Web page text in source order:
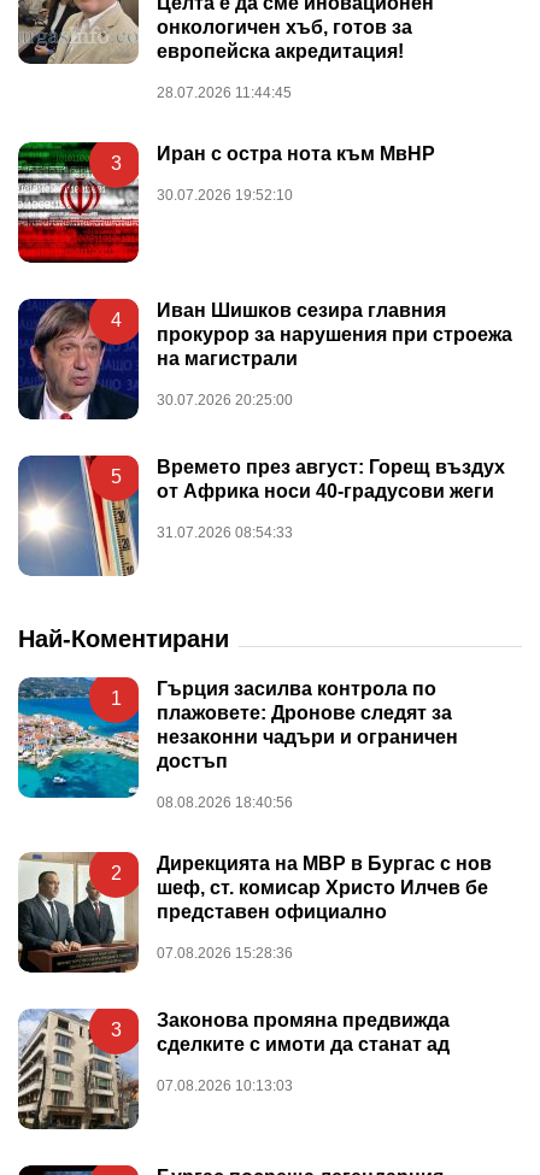
онкологичен хъб, готов за
европейска акредитация!
28.07.2026 11:44:45
3 Иран с остра нота към МвНР
30.07.2026 19:52:10
4
Иван Шишков сезира главния
прокурор за нарушения при строежа
на магистрали
30.07.2026 20:25:00
5
Времето през август: Горещ въздух
от Африка носи 40-градусови жеги
31.07.2026 08:54:33
Най-Коментирани
1
Гърция засилва контрола по
плажовете: Дронове следят за
незаконни чадъри и ограничен
достъп
08.08.2026 18:40:56
2
Дирекцията на МВР в Бургас с нов
шеф, ст. комисар Христо Илчев бе
представен официално
07.08.2026 15:28:36
3
Законова промяна предвижда
сделките с имоти да станат ад
07.08.2026 10:13:03